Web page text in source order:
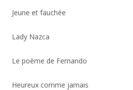
c
e
Jeune et fauchée
Lady Nazca
Le poème de Fernando
Heureux comme jamais